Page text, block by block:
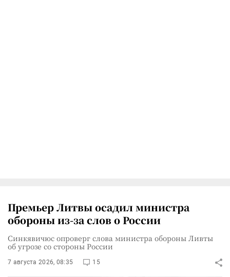
Премьер Литвы осадил министра
обороны из-за слов о России
Синкявичюс опроверг слова министра обороны Ливты
об угрозе со стороны России
7 августа 2026, 08:35 15